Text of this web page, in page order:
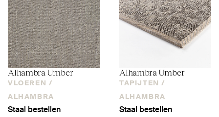
Alhambra Umber
VLOEREN /
ALHAMBRA
Staal bestellen
Alhambra Umber
TAPIJTEN /
ALHAMBRA
Staal bestellen